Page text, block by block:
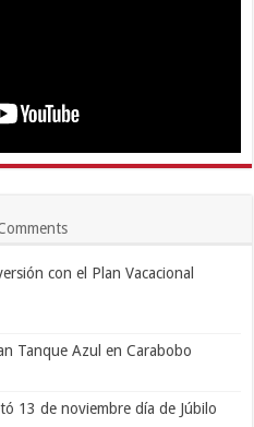
con el Plan Vacacional
Tanque Azul en Carabobo
13 de noviembre día de Júbilo